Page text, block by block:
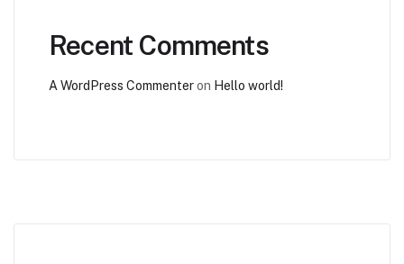
Recent Comments
A WordPress Commenteron Hello world!